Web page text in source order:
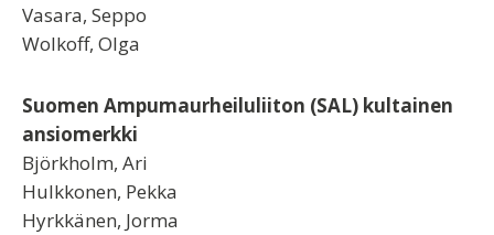
Vasara, Seppo
Wolkoff, Olga
Suomen Ampumaurheiluliiton (SAL) kultainen
ansiomerkki
Björkholm, Ari
Hulkkonen, Pekka
Hyrkkänen, Jorma